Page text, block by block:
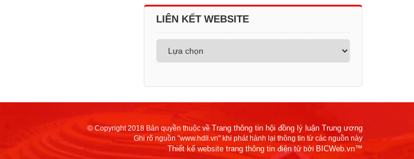
LIÊN KẾT WEBSITE
© Copyright 2018 Bản quyền thuộc về Trang thông tin hội đồng lý luận Trung ương
Ghi rõ nguồn "www.hdll.vn" khi phát hành lại thông tin từ các nguồn này
Thiết kế website trang thông tin điện tử bởi BICWeb.vn™